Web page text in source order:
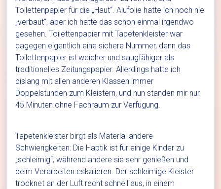
Toilettenpapier für die „Haut“. Alufolie hatte ich noch nie
„verbaut“, aber ich hatte das schon einmal irgendwo
gesehen. Toilettenpapier mit Tapetenkleister war
dagegen eigentlich eine sichere Nummer, denn das
Toilettenpapier ist weicher und saugfähiger als
traditionelles Zeitungspapier. Allerdings hatte ich
bislang mit allen anderen Klassen immer
Doppelstunden zum Kleistern, und nun standen mir nur
45 Minuten ohne Fachraum zur Verfügung.
Tapetenkleister birgt als Material andere
Schwierigkeiten: Die Haptik ist für einige Kinder zu
„schleimig“, während andere sie sehr genießen und
beim Verarbeiten eskalieren. Der schleimige Kleister
trocknet an der Luft recht schnell aus, in einem